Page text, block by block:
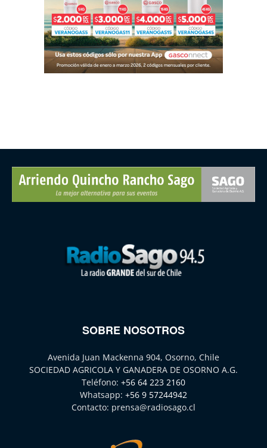
SOBRE NOSOTROS
Avenida Juan Mackenna 904, Osorno, Chile
SOCIEDAD AGRICOLA Y GANADERA DE OSORNO A.G.
Teléfono: +56 64 223 2160
Whatsapp: +56 9 57244942
Contacto: prensa@radiosago.cl